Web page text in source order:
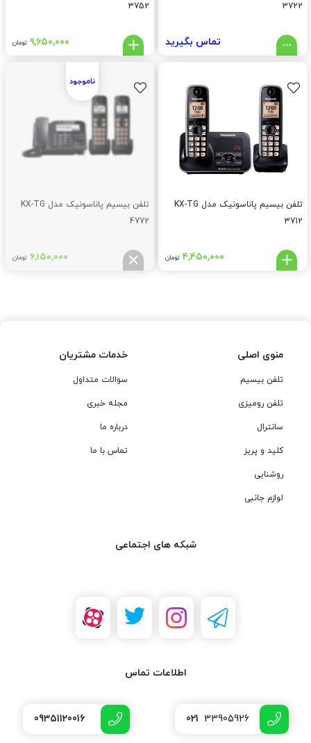
3722
تماس بگیرید
3752
۹,۶۵۰,۰۰۰ تومان
تلفن بیسیم پاناسونیک مدل KX-TG
3712
۴,۴۵۰,۰۰۰ تومان
تلفن بیسیم پاناسونیک مدل KX-TG
4772
۶,۱۵۰,۰۰۰ تومان
منوی اصلی
تلفن بیسیم
تلفن رومیزی
سانترال
کلید و پریز
روشنایی
لوازم جانبی
خدمات مشتریان
سوالات متداول
مجله خبری
درباره ما
تماس با ما
شبکه های اجتماعی
اطلاعات تماس
021 33905926
09351120016